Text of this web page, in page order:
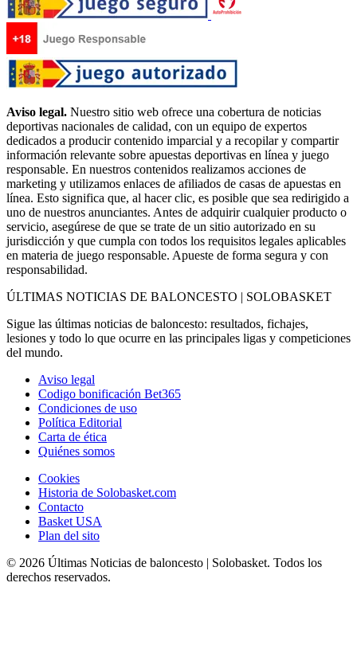
Aviso legal. Nuestro sitio web ofrece una cobertura de noticias
deportivas nacionales de calidad, con un equipo de expertos
dedicados a producir contenido imparcial y a recopilar y compartir
información relevante sobre apuestas deportivas en línea y juego
responsable. En nuestros contenidos realizamos acciones de
marketing y utilizamos enlaces de afiliados de casas de apuestas en
línea. Esto significa que, al hacer clic, es posible que sea redirigido a
uno de nuestros anunciantes. Antes de adquirir cualquier producto o
servicio, asegúrese de que se trate de un sitio autorizado en su
jurisdicción y que cumpla con todos los requisitos legales aplicables
en materia de juego responsable. Apueste de forma segura y con
responsabilidad.
ÚLTIMAS NOTICIAS DE BALONCESTO | SOLOBASKET
Sigue las últimas noticias de baloncesto: resultados, fichajes,
lesiones y todo lo que ocurre en las principales ligas y competiciones
del mundo.
Aviso legal
Codigo bonificación Bet365
Condiciones de uso
Política Editorial
Carta de ética
Quiénes somos
Cookies
Historia de Solobasket.com
Contacto
Basket USA
Plan del sito
© 2026 Últimas Noticias de baloncesto | Solobasket. Todos los
derechos reservados.